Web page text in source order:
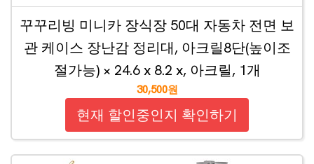
꾸꾸리빙 미니카 장식장 50대 자동차 전면 보
관 케이스 장난감 정리대, 아크릴8단(높이조
절가능) × 24.6 x 8.2 x, 아크릴, 1개
30,500원
현재 할인중인지 확인하기